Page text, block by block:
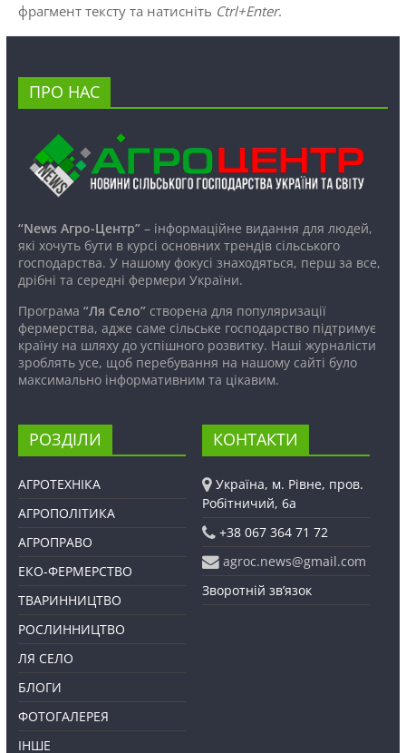
фрагмент тексту та натисніть Ctrl+Enter.
ПРО НАС
“News Агро-Центр”– інформаційне видання для людей,
які хочуть бути в курсі основних трендів сільського
господарства. У нашому фокусі знаходяться, перш за все,
дрібні та середні фермери України.
Програма “Ля Село”створена для популяризації
фермерства, адже саме сільське господарство підтримує
країну на шляху до успішного розвитку. Наші журналісти
зроблять усе, щоб перебування на нашому сайті було
максимально інформативним та цікавим.
РОЗДІЛИ
АГРОТЕХНІКА
АГРОПОЛІТИКА
АГРОПРАВО
ЕКО-ФЕРМЕРСТВО
ТВАРИННИЦТВО
РОСЛИННИЦТВО
ЛЯ СЕЛО
БЛОГИ
ФОТОГАЛЕРЕЯ
ІНШЕ
КОНТАКТИ
Україна, м. Рівне, пров.
Робітничий, 6а
+38 067 364 71 72
agroc.news@gmail.com
Зворотній зв’язок